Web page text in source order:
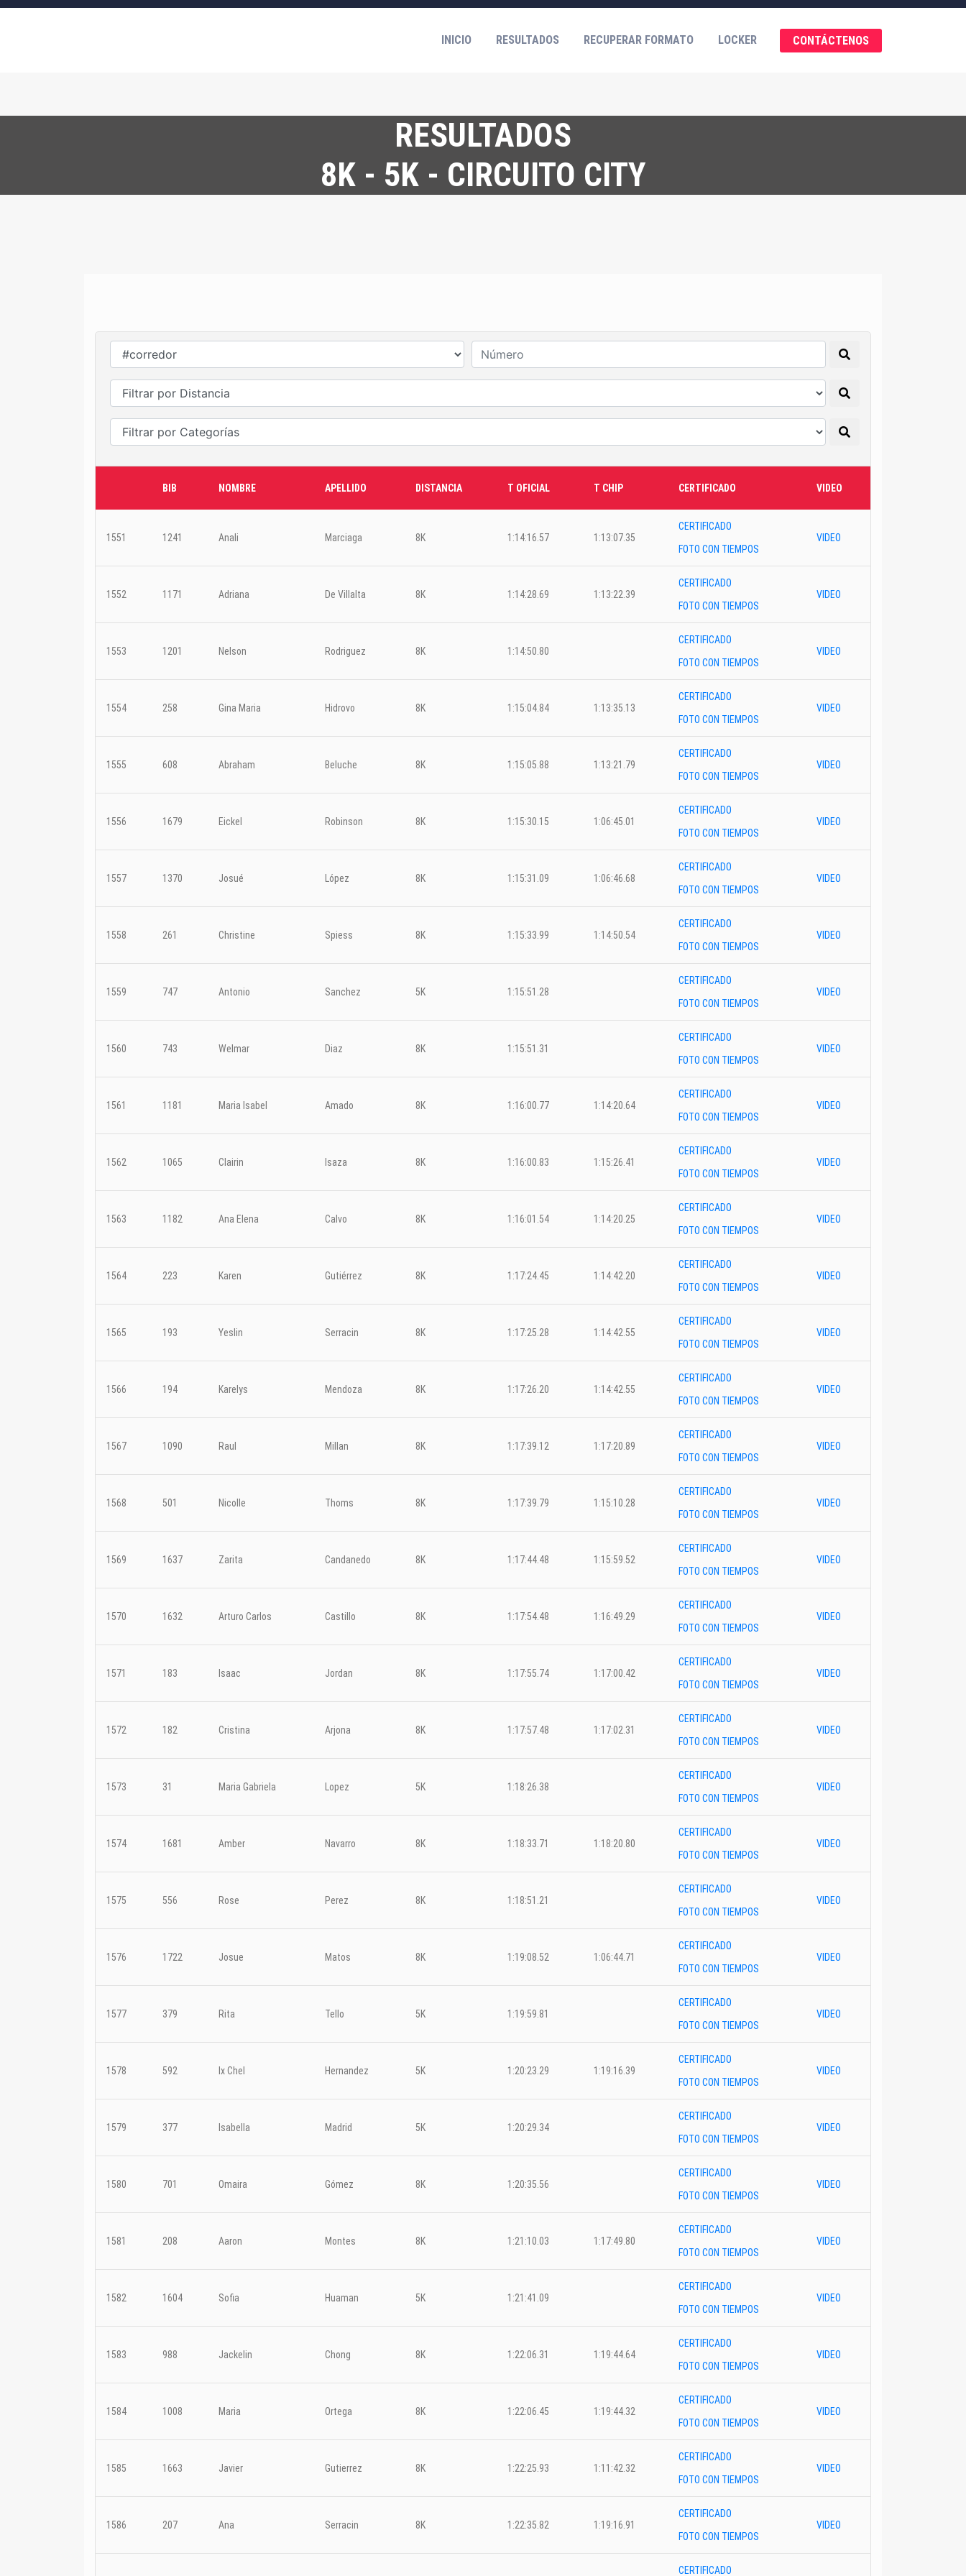
INICIO RESULTADOS RECUPERAR FORMATO LOCKER CONTÁCTENOS
RESULTADOS
8K - 5K - CIRCUITO CITY
BIB NOMBRE APELLIDO DISTANCIA T OFICIAL T CHIP CERTIFICADO VIDEO
1551 1241 Anali Marciaga 8K 1:14:16.57 1:13:07.35
CERTIFICADO
FOTO CON TIEMPOS
VIDEO
1552 1171 Adriana De Villalta 8K 1:14:28.69 1:13:22.39
CERTIFICADO
FOTO CON TIEMPOS
VIDEO
1553 1201 Nelson Rodriguez 8K 1:14:50.80
CERTIFICADO
FOTO CON TIEMPOS
VIDEO
1554 258 Gina Maria Hidrovo 8K 1:15:04.84 1:13:35.13
CERTIFICADO
FOTO CON TIEMPOS
VIDEO
1555 608 Abraham Beluche 8K 1:15:05.88 1:13:21.79
CERTIFICADO
FOTO CON TIEMPOS
VIDEO
1556 1679 Eickel Robinson 8K 1:15:30.15 1:06:45.01
CERTIFICADO
FOTO CON TIEMPOS
VIDEO
1557 1370 Josué López 8K 1:15:31.09 1:06:46.68
CERTIFICADO
FOTO CON TIEMPOS
VIDEO
1558 261 Christine Spiess 8K 1:15:33.99 1:14:50.54
CERTIFICADO
FOTO CON TIEMPOS
VIDEO
1559 747 Antonio Sanchez 5K 1:15:51.28
CERTIFICADO
FOTO CON TIEMPOS
VIDEO
1560 743 Welmar Diaz 8K 1:15:51.31
CERTIFICADO
FOTO CON TIEMPOS
VIDEO
1561 1181 Maria Isabel Amado 8K 1:16:00.77 1:14:20.64
CERTIFICADO
FOTO CON TIEMPOS
VIDEO
1562 1065 Clairin Isaza 8K 1:16:00.83 1:15:26.41
CERTIFICADO
FOTO CON TIEMPOS
VIDEO
1563 1182 Ana Elena Calvo 8K 1:16:01.54 1:14:20.25
CERTIFICADO
FOTO CON TIEMPOS
VIDEO
1564 223 Karen Gutiérrez 8K 1:17:24.45 1:14:42.20
CERTIFICADO
FOTO CON TIEMPOS
VIDEO
1565 193 Yeslin Serracin 8K 1:17:25.28 1:14:42.55
CERTIFICADO
FOTO CON TIEMPOS
VIDEO
1566 194 Karelys Mendoza 8K 1:17:26.20 1:14:42.55
CERTIFICADO
FOTO CON TIEMPOS
VIDEO
1567 1090 Raul Millan 8K 1:17:39.12 1:17:20.89
CERTIFICADO
FOTO CON TIEMPOS
VIDEO
1568 501 Nicolle Thoms 8K 1:17:39.79 1:15:10.28
CERTIFICADO
FOTO CON TIEMPOS
VIDEO
1569 1637 Zarita Candanedo 8K 1:17:44.48 1:15:59.52
CERTIFICADO
FOTO CON TIEMPOS
VIDEO
1570 1632 Arturo Carlos Castillo 8K 1:17:54.48 1:16:49.29
CERTIFICADO
FOTO CON TIEMPOS
VIDEO
1571 183 Isaac Jordan 8K 1:17:55.74 1:17:00.42
CERTIFICADO
FOTO CON TIEMPOS
VIDEO
1572 182 Cristina Arjona 8K 1:17:57.48 1:17:02.31
CERTIFICADO
FOTO CON TIEMPOS
VIDEO
1573 31 Maria Gabriela Lopez 5K 1:18:26.38
CERTIFICADO
FOTO CON TIEMPOS
VIDEO
1574 1681 Amber Navarro 8K 1:18:33.71 1:18:20.80
CERTIFICADO
FOTO CON TIEMPOS
VIDEO
1575 556 Rose Perez 8K 1:18:51.21
CERTIFICADO
FOTO CON TIEMPOS
VIDEO
1576 1722 Josue Matos 8K 1:19:08.52 1:06:44.71
CERTIFICADO
FOTO CON TIEMPOS
VIDEO
1577 379 Rita Tello 5K 1:19:59.81
CERTIFICADO
FOTO CON TIEMPOS
VIDEO
1578 592 Ix Chel Hernandez 5K 1:20:23.29 1:19:16.39
CERTIFICADO
FOTO CON TIEMPOS
VIDEO
1579 377 Isabella Madrid 5K 1:20:29.34
CERTIFICADO
FOTO CON TIEMPOS
VIDEO
1580 701 Omaira Gómez 8K 1:20:35.56
CERTIFICADO
FOTO CON TIEMPOS
VIDEO
1581 208 Aaron Montes 8K 1:21:10.03 1:17:49.80
CERTIFICADO
FOTO CON TIEMPOS
VIDEO
1582 1604 Sofia Huaman 5K 1:21:41.09
CERTIFICADO
FOTO CON TIEMPOS
VIDEO
1583 988 Jackelin Chong 8K 1:22:06.31 1:19:44.64
CERTIFICADO
FOTO CON TIEMPOS
VIDEO
1584 1008 Maria Ortega 8K 1:22:06.45 1:19:44.32
CERTIFICADO
FOTO CON TIEMPOS
VIDEO
1585 1663 Javier Gutierrez 8K 1:22:25.93 1:11:42.32
CERTIFICADO
FOTO CON TIEMPOS
VIDEO
1586 207 Ana Serracin 8K 1:22:35.82 1:19:16.91
CERTIFICADO
FOTO CON TIEMPOS
VIDEO
CERTIFICADO